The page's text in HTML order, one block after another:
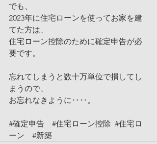
でも、
2023年に住宅ローンを使ってお家を建
てた方は、
住宅ローン控除のために確定申告が必
要です。
忘れてしまうと数十万単位で損してし
まうので、
お忘れなきように‥‥。
#確定申告 #住宅ローン控除 #住宅ロ
ーン
#新築